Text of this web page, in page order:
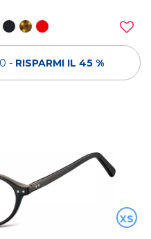
- RISPARMI IL 45 %
XS